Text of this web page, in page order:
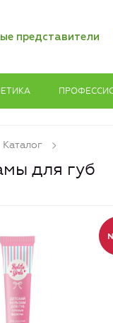
представители
Каталог
для губ